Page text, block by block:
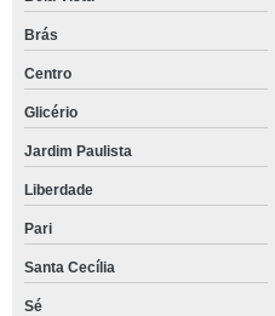
Brás
Centro
Glicério
Jardim Paulista
Liberdade
Pari
Santa Cecília
Sé